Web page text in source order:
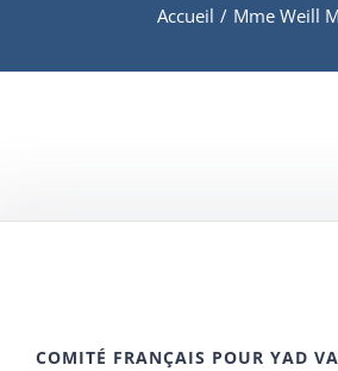
Accueil / Mme Weill
COMITÉ FRANÇAIS POUR YAD